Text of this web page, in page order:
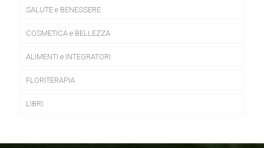
prodotto
SALUTE e BENESSERE
COSMETICA e BELLEZZA
ALIMENTI e INTEGRATORI
FLORITERAPIA
LIBRI